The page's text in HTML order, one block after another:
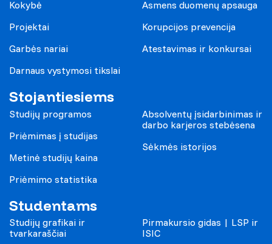
Kokybė
Projektai
Garbės nariai
Darnaus vystymosi tikslai
Asmens duomenų apsauga
Korupcijos prevencija
Atestavimas ir konkursai
Stojantiesiems
Studijų programos
Priėmimas į studijas
Metinė studijų kaina
Priėmimo statistika
Absolventų įsidarbinimas ir
darbo karjeros stebėsena
Sėkmės istorijos
Studentams
Studijų grafikai ir
tvarkaraščiai
Pirmakursio gidas | LSP ir
ISIC